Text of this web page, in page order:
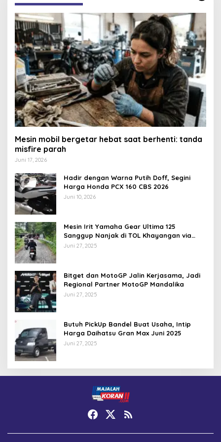
Mesin mobil bergetar hebat saat berhenti: tanda
misfire parah
Juni 17, 2026
Hadir dengan Warna Putih Doff, Segini
Harga Honda PCX 160 CBS 2026
Juni 10, 2026
Mesin Irit Yamaha Gear Ultima 125
Sanggup Nanjak di TOL Khayangan via
Krakalan?
Juni 27, 2025
Bitget dan MotoGP Jalin Kerjasama, Jadi
Regional Partner MotoGP Mandalika
Juni 27, 2025
Butuh PickUp Bandel Buat Usaha, Intip
Harga Daihatsu Gran Max Juni 2025
Juni 27, 2025